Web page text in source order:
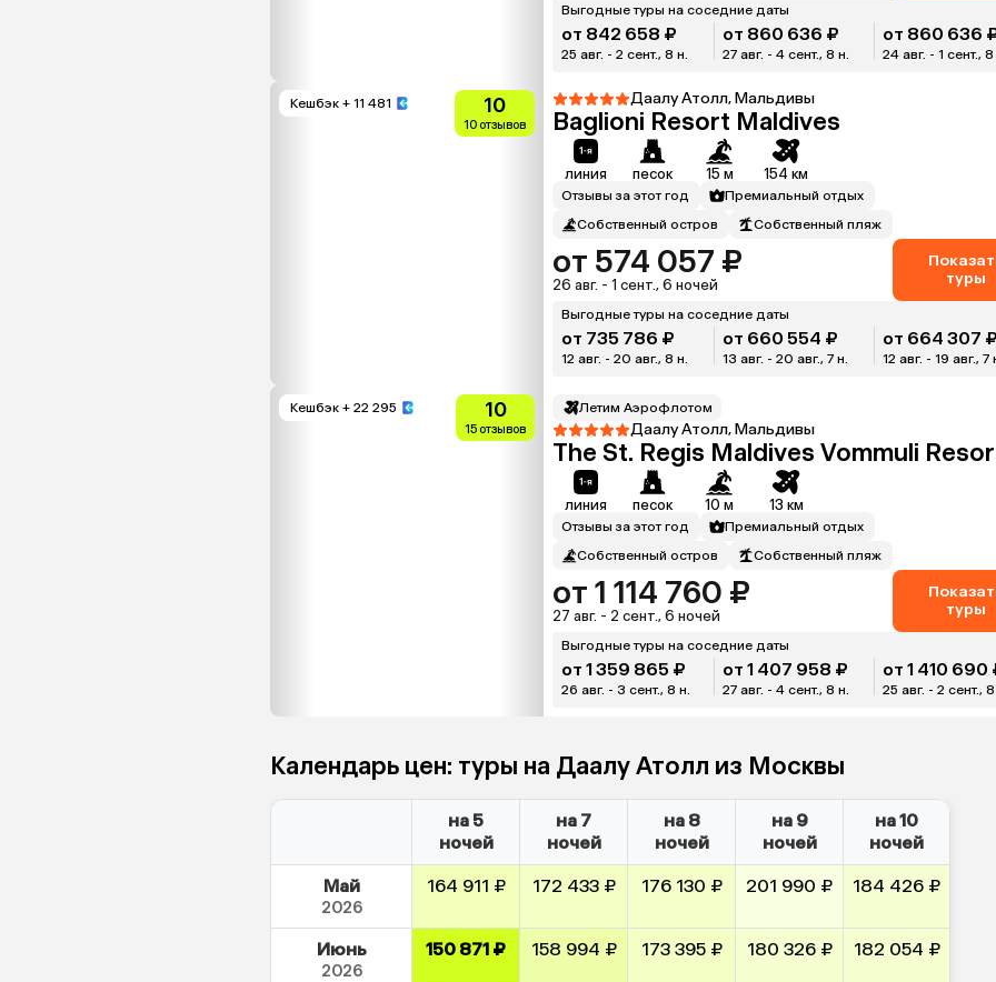
Выгодные туры на соседние даты
от 842 658 ₽
25 авг. - 2 сент., 8 н.
от 860 636 ₽
27 авг. - 4 сент., 8 н.
от 860 636
24 авг. - 1 сент., 8
Кешбэк + 11 481 10
10 отзывов
Даалу Атолл, Мальдивы
Baglioni Resort Maldives
линия песок 15 м 154 км
Отзывы за этот год
Премиальный отдых
Собственный остров
Собственный пляж
от 574 057 ₽
26 авг. - 1 сент., 6 ночей
туры
Выгодные туры на соседние даты
от 735 786 ₽
12 авг. - 20 авг., 8 н.
от 660 554 ₽
13 авг. - 20 авг., 7 н.
от 664 307 ₽
12 авг. - 19 авг., 7
Кешбэк + 22 295 10
15 отзывов
Летим Аэрофлотом
Даалу Атолл, Мальдивы
The St. Regis Maldives Vommuli
линия песок 10 м 13 км
Отзывы за этот год
Премиальный отдых
Собственный остров
Собственный пляж
от 1 114 760 ₽
27 авг. - 2 сент., 6 ночей
туры
Выгодные туры на соседние даты
от 1 359 865 ₽
26 авг. - 3 сент., 8 н.
от 1 407 958 ₽
27 авг. - 4 сент., 8 н.
от 1 410 690
25 авг. - 2 сент., 8
Календарь цен: туры на Даалу Атолл из Москвы
на 5
ночей
на 7
ночей
на 8
ночей
на 9
ночей
на 10
ночей
Май
2026
164 911 ₽ 172 433 ₽ 176 130 ₽ 201 990 ₽ 184 426 ₽
Июнь
2026
150 871 ₽ 158 994 ₽ 173 395 ₽ 180 326 ₽ 182 054 ₽